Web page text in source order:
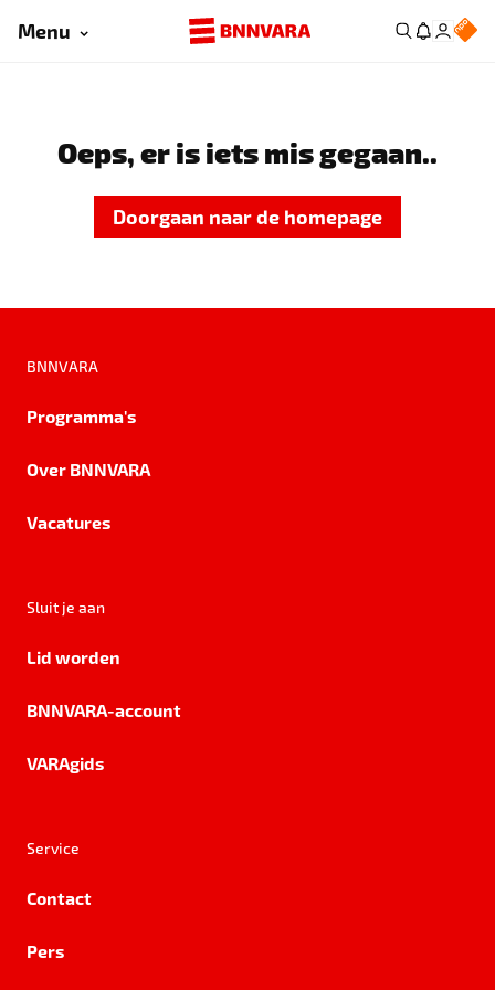
Menu
Oeps, er is iets mis gegaan..
Doorgaan naar de homepage
BNNVARA
Programma's
Over BNNVARA
Vacatures
Sluit je aan
Lid worden
BNNVARA-account
VARAgids
Service
Contact
Pers